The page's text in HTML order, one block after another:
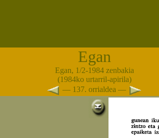
Egan
Egan, 1/2-1984 zenbakia
(1984ko urtarril-apirila)
— 137. orrialdea —